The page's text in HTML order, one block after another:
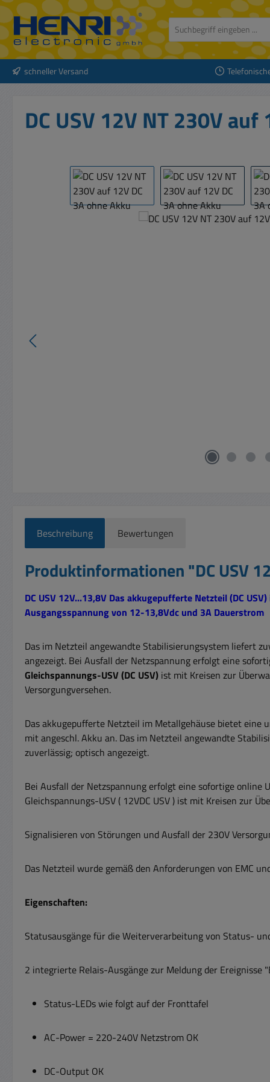
Hauptinhalt springen
Zur Suche springen
Zur Hauptnavigation springen
schneller Versand
DC USV 12V NT 230V
Bildergalerie überspringen
Beschreibung Bewertungen
Produktinformationen "DC USV
DC USV 12V...13,8V Das akkugepufferte Netzteil (DC
Ausgangsspannung von 12-13,8Vdc und 3A Dauerstrom
Das im Netzteil angewandte Stabilisierungsystem liefert
angezeigt. Bei Ausfall der Netzspannung erfolgt eine
Gleichspannungs-USV (DC USV) ist mit Kreisen zur
Versorgungversehen.
Das akkugepufferte Netzteil im Metallgehäuse bietet eine
mit angeschl. Akku an. Das im Netzteil angewandte
zuverlässig; optisch angezeigt.
Bei Ausfall der Netzspannung erfolgt eine sofortige online
Gleichspannungs-USV ( 12VDC USV ) ist mit Kreisen zur
Signalisieren von Störungen und Ausfall der 230V
Das Netzteil wurde gemäß den Anforderungen von EMC
Eigenschaften:
Statusausgänge für die Weiterverarbeitung von Status-
2 integrierte Relais-Ausgänge zur Meldung der
Status-LEDs wie folgt auf der Fronttafel
AC-Power = 220-240V Netzstrom OK
DC-Output OK